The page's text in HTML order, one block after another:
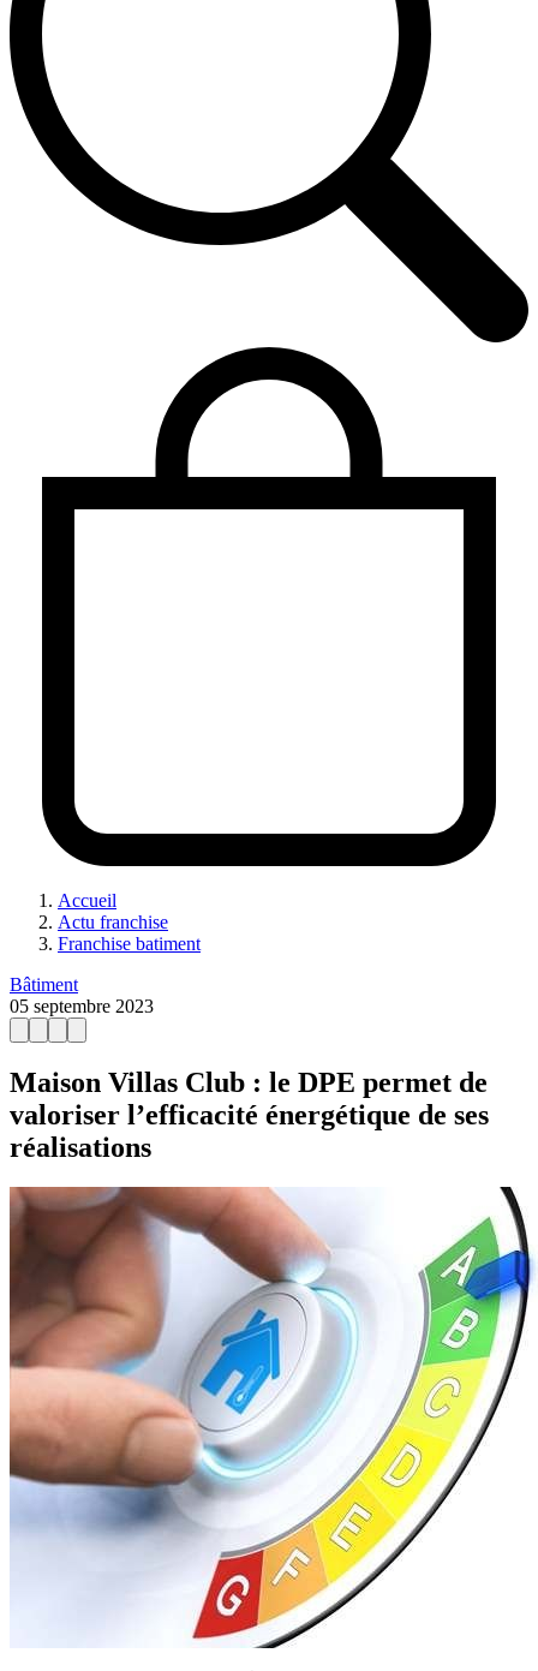
Accueil
Actu franchise
Franchise batiment
Bâtiment
05 septembre 2023
Maison Villas Club : le DPE permet de
valoriser l’efficacité énergétique de ses
réalisations